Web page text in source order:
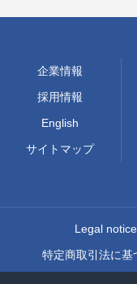
企業情報
採用情報
English
サイトマップ
Legal
特定商取引法に基